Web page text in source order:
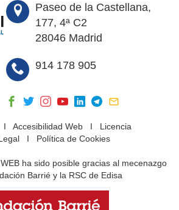
Paseo de la Castellana,
177, 4ª C2
28046 Madrid
914 178 905
Accesibilidad WebI Licencia
I Política de Cookies
ha sido posible gracias al mecenazgo
Barrié y la RSC de Edisa